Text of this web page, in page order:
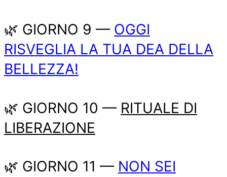
🌿 GIORNO 9 — OGGI
RISVEGLIA LA TUA DEA DELLA
BELLEZZA!
🌿 GIORNO 10 — RITUALE DI
LIBERAZIONE
🌿 GIORNO 11 — NON SEI